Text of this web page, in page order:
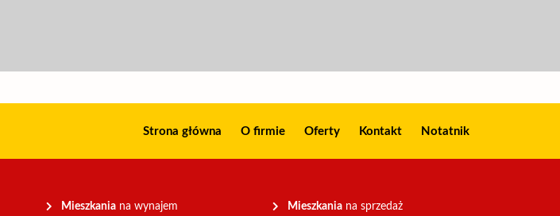
Strona główna O firmie Oferty Kontakt Notatnik
Mieszkania na wynajem Mieszkania na sprzedaż